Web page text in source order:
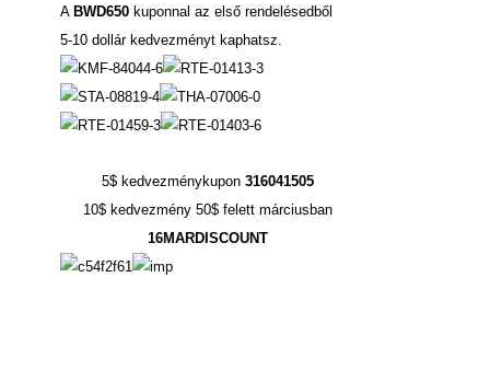
A BWD650 kuponnal az első rendelésedből
5-10 dollár kedvezményt kaphatsz.
5$ kedvezménykupon 316041505
10$ kedvezmény 50$ felett márciusban
16MARDISCOUNT